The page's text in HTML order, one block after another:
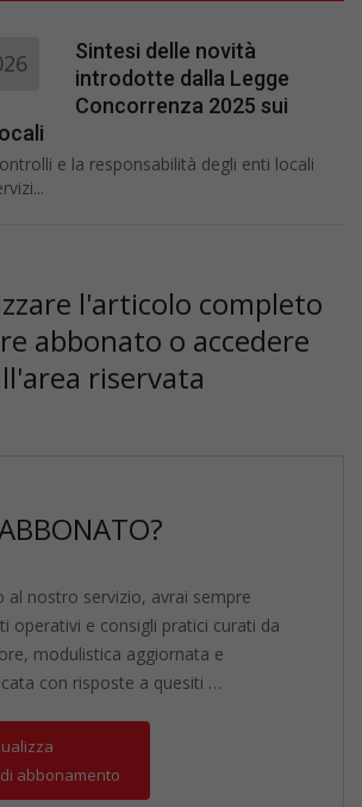
Sintesi delle novità
introdotte dalla Legge
Concorrenza 2025 sui
e la responsabilità degli enti locali
l'articolo completo
abbonato o accedere
riservata
al nostro servizio, avrai sempre
operativi e consigli pratici curati da
modulistica aggiornata e
con risposte a quesiti …
abbonamento